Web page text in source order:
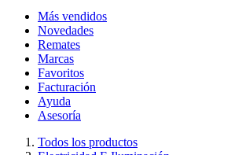
Más vendidos
Novedades
Remates
Marcas
Favoritos
Facturación
Ayuda
Asesoría
Todos los productos